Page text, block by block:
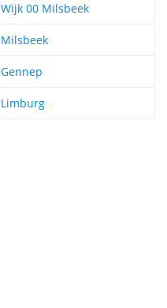
Wijk 00 Milsbeek
Milsbeek
Gennep
Limburg